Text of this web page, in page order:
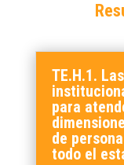
TE.H.1.
para
de
todo el